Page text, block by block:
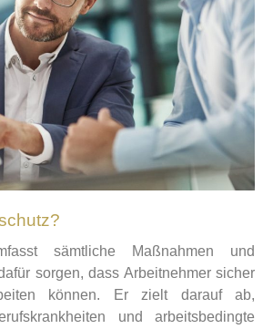
sämtliche Maßnahmen und
sorgen, dass Arbeitnehmer sicher
können. Er zielt darauf ab,
und arbeitsbedingte